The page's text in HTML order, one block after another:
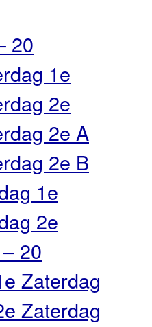
20
1e
2e
2e A
2e B
1e
2e
20
Zaterdag
Zaterdag